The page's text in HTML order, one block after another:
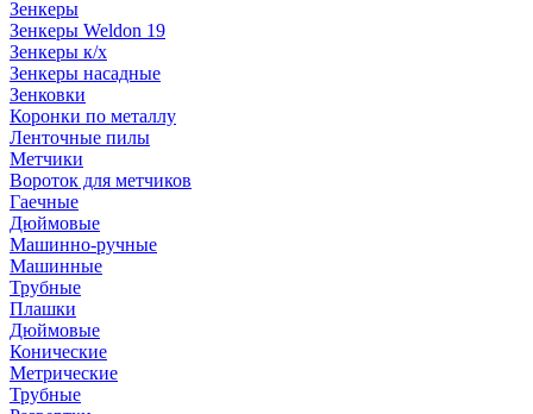
Зенкеры
Зенкеры Weldon 19
Зенкеры к/х
Зенкеры насадные
Зенковки
Коронки по металлу
Ленточные пилы
Метчики
Вороток для метчиков
Гаечные
Дюймовые
Машинно-ручные
Машинные
Трубные
Плашки
Дюймовые
Конические
Метрические
Трубные